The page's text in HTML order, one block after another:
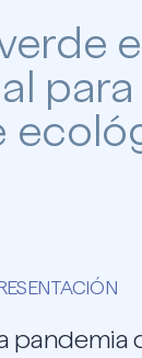
pandemia